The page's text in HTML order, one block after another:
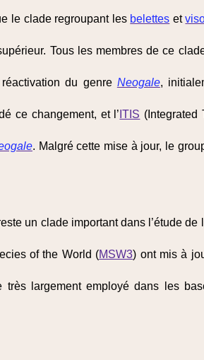
le clade regroupant les belettes et
Tous les membres de ce
du genre Neogale,
ce changement, et l’ ITIS (Integrated
. Malgré cette mise à jour, le
un clade important dans l’étude de
of the World (MSW3) ont mis à
très largement employé dans les